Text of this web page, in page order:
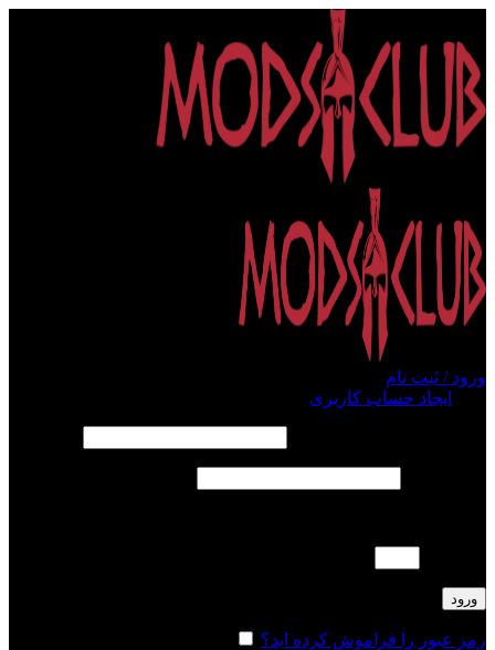
ورود / ثبت نام
ایجاد حساب کاربری
ورود
رمز عبور را فراموش کرده اید؟